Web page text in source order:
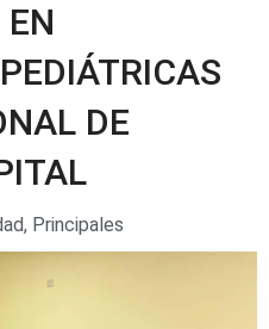
DE
, Principales